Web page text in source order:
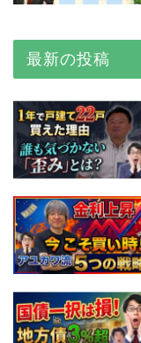
最新の投稿